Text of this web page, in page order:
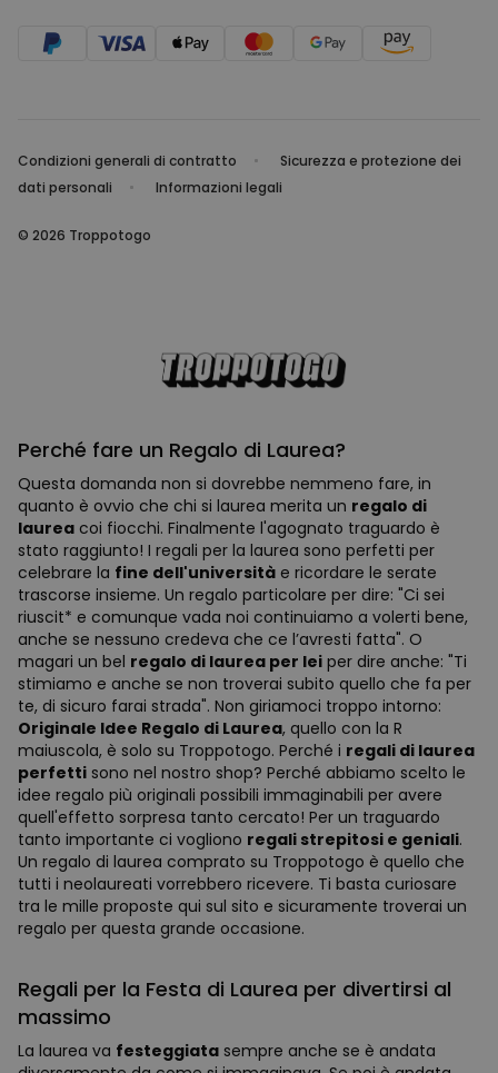
Condizioni generali di contratto
Sicurezza e protezione dei
dati personali
Informazioni legali
© 2026 Troppotogo
Perché fare un Regalo di Laurea?
Questa domanda non si dovrebbe nemmeno fare, in
quanto è ovvio che chi si laurea merita un regalo di
laurea coi fiocchi. Finalmente l'agognato traguardo è
stato raggiunto! I regali per la laurea sono perfetti per
celebrare la fine dell'università e ricordare le serate
trascorse insieme. Un regalo particolare per dire: "Ci sei
riuscit* e comunque vada noi continuiamo a volerti bene,
anche se nessuno credeva che ce l’avresti fatta". O
magari un bel regalo di laurea per lei per dire anche: "Ti
stimiamo e anche se non troverai subito quello che fa per
te, di sicuro farai strada". Non giriamoci troppo intorno:
Originale Idee Regalo di Laurea, quello con la R
maiuscola, è solo su Troppotogo. Perché i regali di laurea
perfetti sono nel nostro shop? Perché abbiamo scelto le
idee regalo più originali possibili immaginabili per avere
quell'effetto sorpresa tanto cercato! Per un traguardo
tanto importante ci vogliono regali strepitosi e geniali.
Un regalo di laurea comprato su Troppotogo è quello che
tutti i neolaureati vorrebbero ricevere. Ti basta curiosare
tra le mille proposte qui sul sito e sicuramente troverai un
regalo per questa grande occasione.
Regali per la Festa di Laurea per divertirsi al
massimo
La laurea va festeggiata sempre anche se è andata